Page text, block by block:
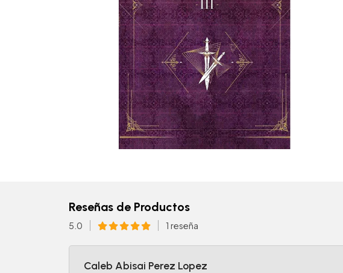
Reseñas de Productos
5.0 1 reseña
Caleb Abisai Perez Lopez